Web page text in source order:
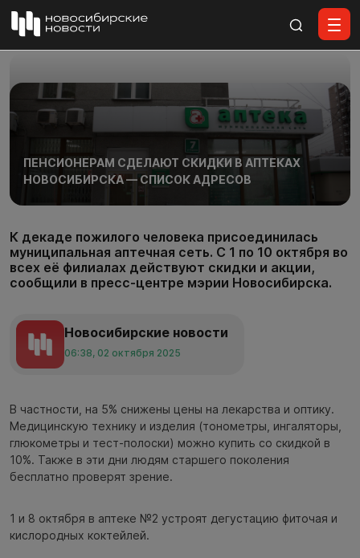
ПЕНСИОНЕРАМ СДЕЛАЮТ СКИДКИ В АПТЕКАХ
НОВОСИБИРСКА — СПИСОК АДРЕСОВ
К декаде пожилого человека присоединилась
муниципальная аптечная сеть. С 1 по 10 октября во
всех её филиалах действуют скидки и акции,
сообщили в пресс-центре мэрии Новосибирска.
Новосибирские новости
06:38, 02 октября 2025
В частности, на 5% снижены цены на лекарства и оптику.
Медицинскую технику и изделия (тонометры, ингаляторы,
глюкометры и тест-полоски) можно купить со скидкой в
10%. Также в эти дни людям старшего поколения
бесплатно проверят зрение.
1 и 8 октября в аптеке №2 устроят дегустацию фиточая и
кислородных коктейлей.